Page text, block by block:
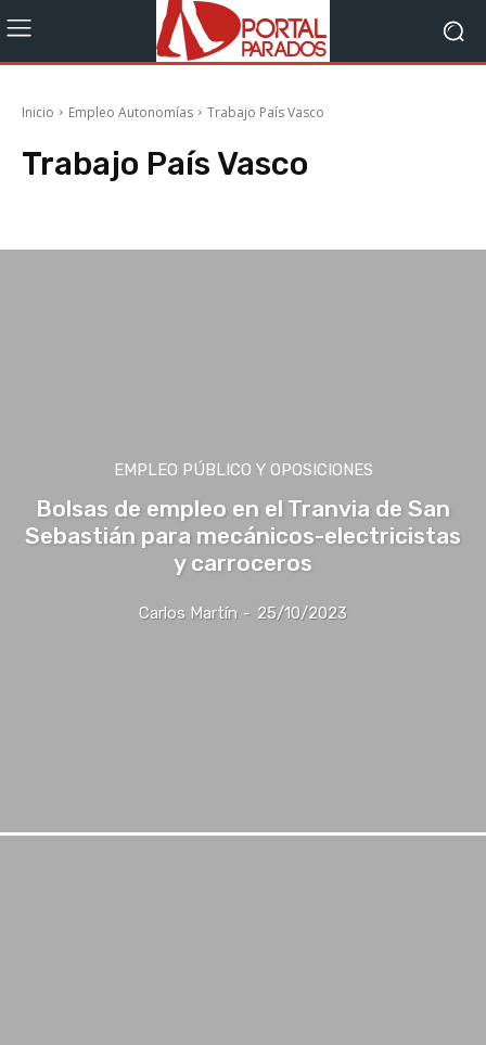
Inicio Empleo Autonomías Trabajo País Vasco
Trabajo País Vasco
EMPLEO PÚBLICO Y OPOSICIONES
Bolsas de empleo en el Tranvia de San
Sebastián para mecánicos-electricistas
y carroceros
Carlos Martín - 25/10/2023